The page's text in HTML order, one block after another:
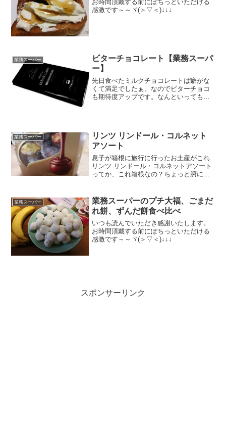
お時間頂戴する前にぽちっといただける
感激です～～ヾ(＞▽＜)↓↓↓
業務スーパー
ビターチョコレート【業務スーパ
ー】
先日食べたミルクチョコレートは癖がな
くて満足でしたぁ。なのでビターチョコ
も期待度アップです。なんといっても真
業務スーパー
リンツ リンドール・コルネット
アソート
息子が箱根に旅行に行ったお土産がこれ
リンツ リンドール・コルネットアソート
ってか、これ箱根なの？ちょっと腑に落
ウトレット）にあるリンツ ショコラブテ
ィック＆カフェのお店...
業務スーパー
業務スーパーのプチ大福、ごまだ
れ餅、ずんだ餅食べ比べ
いつも読んでいただき感謝いたします。
お時間頂戴する前にぽちっといただける
感激です～～ヾ(＞▽＜)↓↓↓
スポンサーリンク